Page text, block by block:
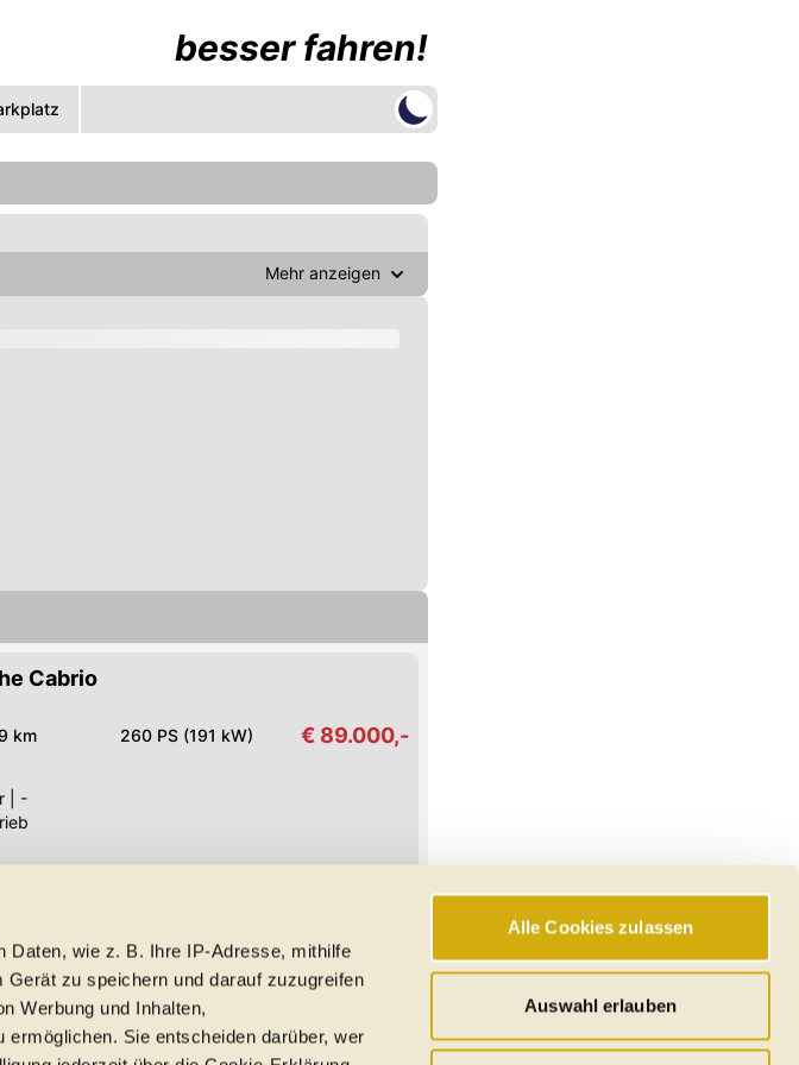
Daten, wie z. B. Ihre IP-Adresse, mithilfe
zu speichern und darauf zuzugreifen
Werbung und Inhalten,
Sie entscheiden darüber, wer
Alle Cookies zulassen
Auswahl erlauben
besser fahren!
Mehr anzeigen
Cabrio
km 260 PS (191 kW) € 89.000,-
-
Angebote
Technische Daten, Verbrauchswerte, Reichweiten
übernimmt entsprechend den